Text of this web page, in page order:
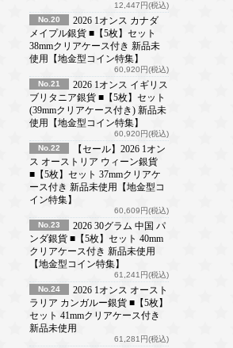
12,447円(税込)
No.20
2026 1オンス カナダ
メイプル銀貨 ■【5枚】セット
38mmクリアケース付き 新品未
使用【地金型コイン特集】
60,920円(税込)
No.21
2026 1オンス イギリス
ブリタニア銀貨 ■【5枚】セット
(39mmクリアケース付き) 新品未
使用【地金型コイン特集】
60,920円(税込)
No.22
【セール】2026 1オン
ス オーストリア ウィーン銀貨
■【5枚】セット 37mmクリアケ
ース付き 新品未使用【地金型コ
イン特集】
60,609円(税込)
No.23
2026 30グラム 中国 パ
ンダ銀貨 ■【5枚】セット 40mm
クリアケース付き 新品未使用
【地金型コイン特集】
61,241円(税込)
No.24
2026 1オンス オースト
ラリア カンガルー銀貨 ■【5枚】
セット 41mmクリアケース付き
新品未使用
61,281円(税込)